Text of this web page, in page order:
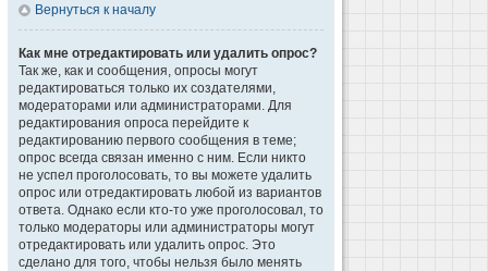
Вернуться к началу
Как мне отредактировать или удалить опрос?
Так же, как и сообщения, опросы могут
редактироваться только их создателями,
модераторами или администраторами. Для
редактирования опроса перейдите к
редактированию первого сообщения в теме;
опрос всегда связан именно с ним. Если никто
не успел проголосовать, то вы можете удалить
опрос или отредактировать любой из вариантов
ответа. Однако если кто-то уже проголосовал, то
только модераторы или администраторы могут
отредактировать или удалить опрос. Это
сделано для того, чтобы нельзя было менять